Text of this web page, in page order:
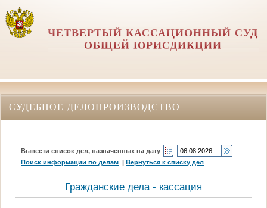
ЧЕТВЕРТЫЙ КАССАЦИОННЫЙ СУД
ОБЩЕЙ ЮРИСДИКЦИИ
СУДЕБНОЕ ДЕЛОПРОИЗВОДСТВО
Вывести список дел, назначенных на дату
Поиск информации по делам |Вернуться к списку дел
Гражданские дела - кассация